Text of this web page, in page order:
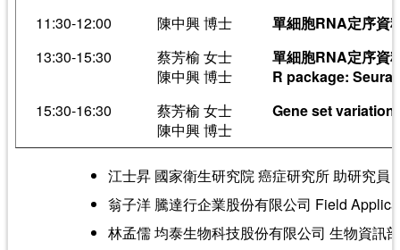
11:30-12:00
陳中興 博士
單細胞RNA定序資
13:30-15:30
蔡芳榆 女士
陳中興 博士
單細胞RNA定序資
R package:
15:30-16:30
蔡芳榆 女士
陳中興 博士
Gene set variation
江士昇 國家衛生研究院 癌症研究所 助研究員
翁子洋 騰達行企業股份有限公司 Field
林孟儒 均泰生物科技股份有限公司 生物資訊